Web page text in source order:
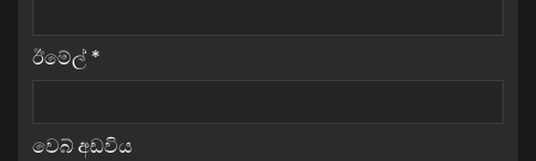
ඊමේල් *
වෙබ් අඩවිය